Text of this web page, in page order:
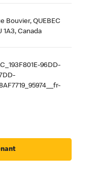
Bouvier, QUEBEC
1A3, Canada
96DD-